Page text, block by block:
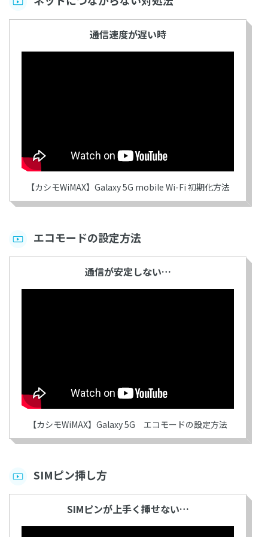
通信速度が遅い時
【カシモWiMAX】Galaxy 5G mobile Wi-Fi 初期化方法
エコモードの設定方法
通信が安定しない…
【カシモWiMAX】Galaxy 5G エコモードの設定方法
SIMピン挿し方
SIMピンが上手く挿せない…